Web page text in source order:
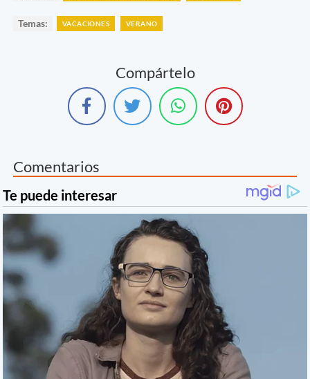
Temas: VACACIONES VERANO
Compártelo
Comentarios